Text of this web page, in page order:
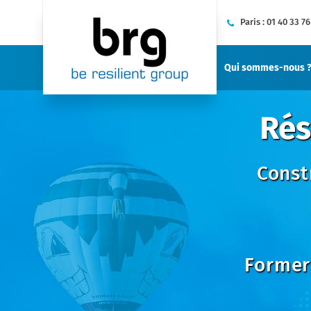
Paris :01 40 33
Qui sommes-nous ?